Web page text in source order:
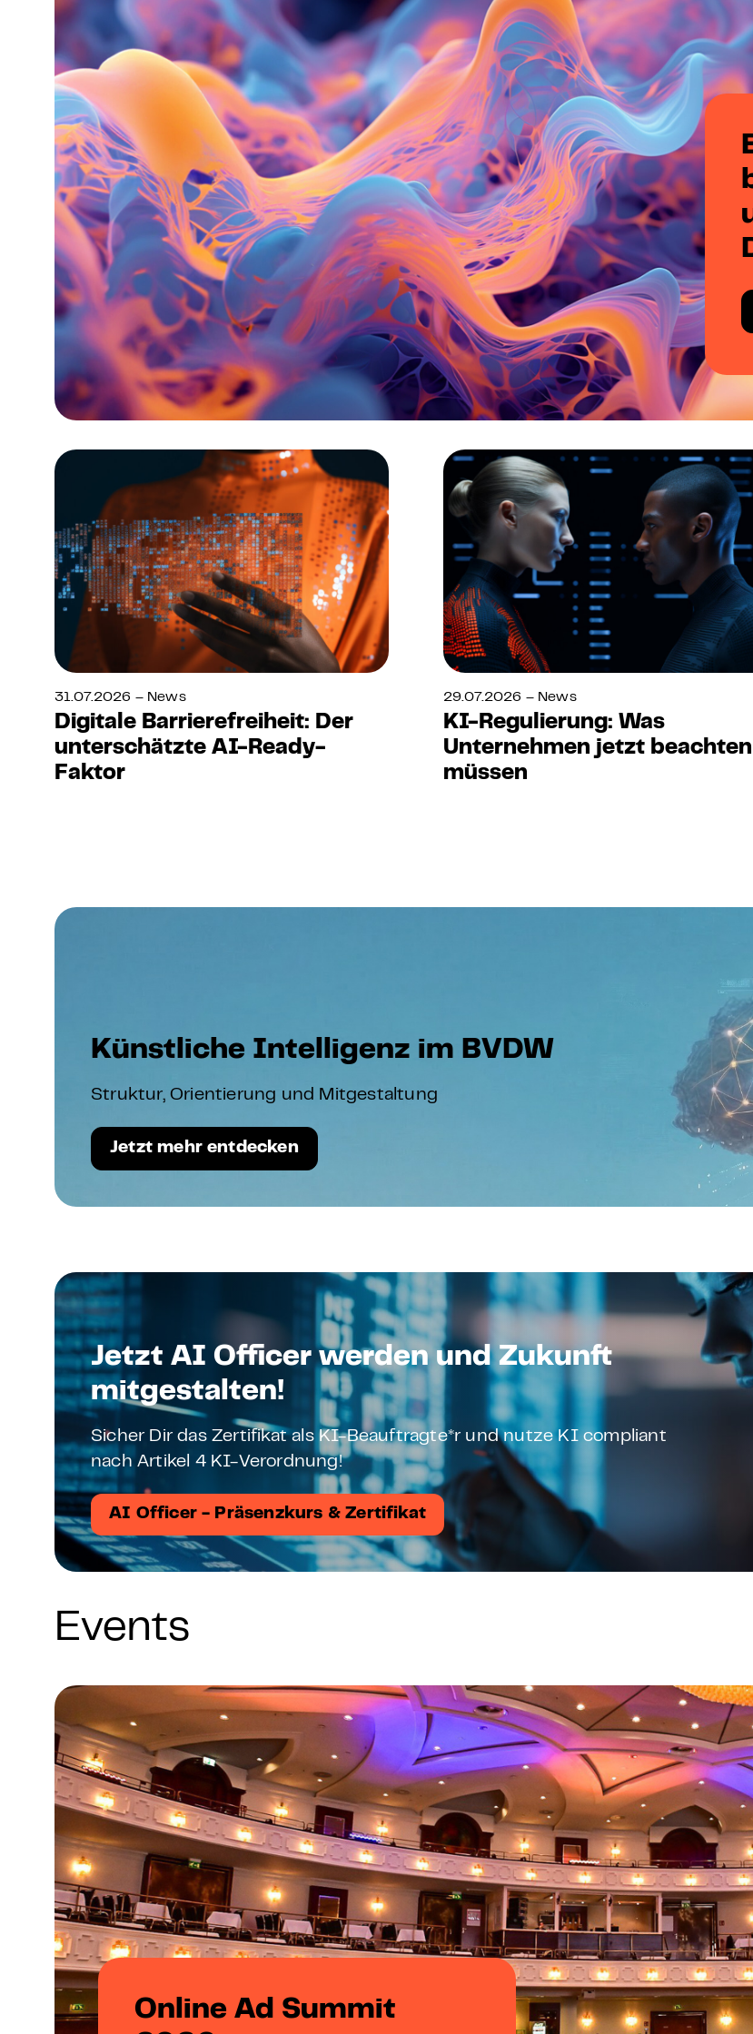
31.07.2026 – News
Digitale Barrierefreiheit: Der
unterschätzte AI-Ready-
Faktor
29.07.2026 – News
KI-Regulierung: Was
Unternehmen jetzt beachten
müssen
Künstliche Intelligenz im BVDW
Struktur, Orientierung und Mitgestaltung
Jetzt mehr entdecken
Jetzt AI Officer werden und Zukunft
mitgestalten!
Sicher Dir das Zertifikat als KI-Beauftragte*r und nutze KI compliant
nach Artikel 4 KI-Verordnung!
AI Officer - Präsenzkurs & Zertifikat
Events
Online Ad Summit